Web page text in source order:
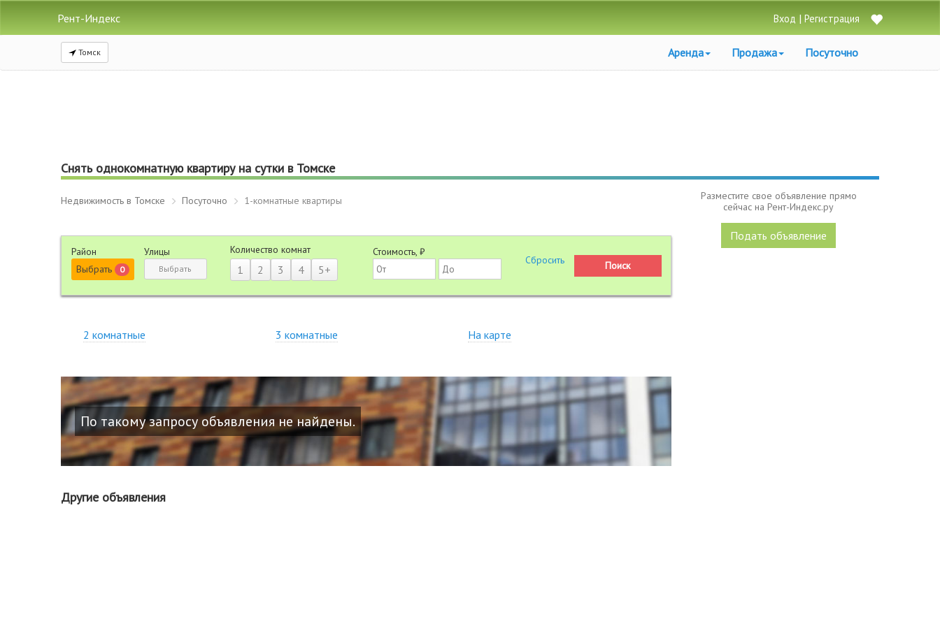
Рент-Индекс Вход | Регистрация
Томск Аренда Продажа Посуточно
Снять однокомнатную квартиру на сутки в Томске
Недвижимость в Томске Посуточно 1-комнатные квартиры
Район
Выбрать
0
Улицы
Выбрать
Количество комнат
1 2 3 4 5+
Стоимость, ₽
2 комнатные 3 комнатные На карте
По такому запросу объявления не найдены.
Другие объявления
Разместите свое объявление прямо
сейчас на Рент-Индекс.ру
Подать объявление